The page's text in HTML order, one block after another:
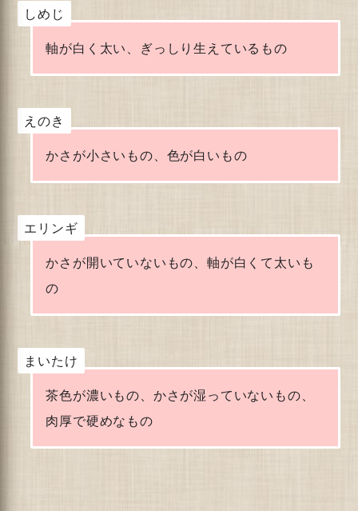
しめじ
軸が白く太い、ぎっしり生えているもの
えのき
かさが小さいもの、色が白いもの
エリンギ
かさが開いていないもの、軸が白くて太いも
の
まいたけ
茶色が濃いもの、かさが湿っていないもの、
肉厚で硬めなもの